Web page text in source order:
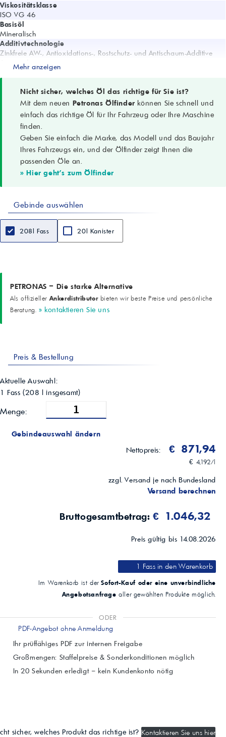
Viskositätsklasse
ISO VG 46
Basisöl
Mineralisch
Additivtechnologie
Zinkfreie AW-, Antioxidations-, Rostschutz- und Antischaum-Additive
Anwendung
Kolben-, Schraub- und Drehschieberkompressoren; stationär und mobil
bis zu 4 000 h
Verdichtungshöchsttemperatur
bis 100 °C
DIN 51506 VDL; ISO 6743-3: DAH
Dichte (15 °C)
0,877 g/cm³
Kinematische Viskosität (40 °C)
Kinematische Viskosität (100 °C)
6,9 cSt
220 °C
Pourpoint
-33 °C
Wasserabscheidevermögen (40/37/3)
15 min
Schaumverhalten (I/II/III)
0/0 ml; 0/0 ml; 0/0 ml
Mehr anzeigen
Nicht sicher, welches Öl das richtige für Sie ist?
Mit dem neuen Petronas Ölfinder können Sie schnell und
einfach das richtige Öl für Ihr Fahrzeug oder Ihre Maschine
finden.
Geben Sie einfach die Marke, das Modell und das Baujahr
Ihres Fahrzeugs ein, und der Ölfinder zeigt Ihnen die
passenden Öle an.
» Hier geht's zum Ölfinder
Gebinde auswählen
208l Fass 20l Kanister
PETRONAS – Die starke Alternative
Als offiziellerAnkerdistributorbieten wir beste Preise und persönliche
Beratung. » kontaktieren Sie uns
Preis & Bestellung
Aktuelle Auswahl:
1 Fass (208 l insgesamt)
Menge:
Gebindeauswahl ändern
Nettopreis:
€ 871,94
€ 4,192/l
zzgl. Versand je nach Bundesland
Versand berechnen
Bruttogesamtbetrag: € 1.046,32
Preis gültig bis 14.08.2026
1 Fassin den Warenkorb
Im Warenkorb ist derSofort-Kauf oder eine unverbindliche
Angebotsanfrage aller gewählten Produkte möglich.
ODER
PDF-Angebot ohne Anmeldung
Ihr prüffähiges PDF zur internen Freigabe
Großmengen: Staffelpreise & Sonderkonditionen möglich
In 20 Sekunden erledigt – kein Kundenkonto nötig
sicher, welches Produkt das richtige ist? Kontaktieren Sie uns hier